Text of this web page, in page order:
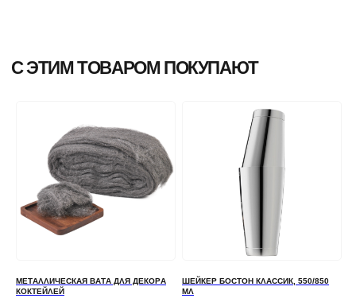
МЕТАЛЛИЧЕСКАЯ ВАТА ДЛЯ ДЕКОРА
КОКТЕЙЛЕЙ
ШЕЙКЕР БОСТОН КЛАССИК, 550/850
МЛ